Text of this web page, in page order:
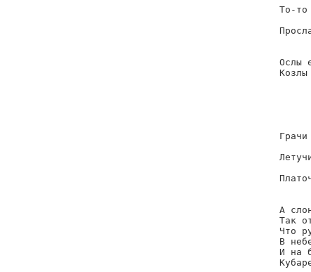
То-то
Ослы
А
Так
Что
В
И на